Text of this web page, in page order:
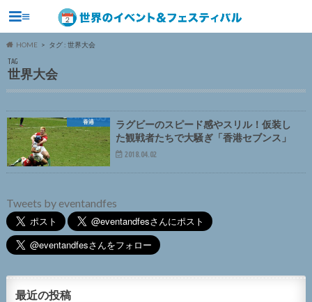
≡
HOME タグ : 世界大会
TAG
世界大会
香港
ラグビーのスピード感やスリル！仮装し
た観戦者たちで大騒ぎ「香港セブンス」
2018.04.02
Tweets by eventandfes
最近の投稿